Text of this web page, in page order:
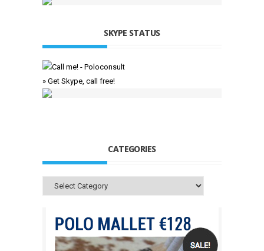
SKYPE STATUS
» Get Skype, call free!
CATEGORIES
Categories